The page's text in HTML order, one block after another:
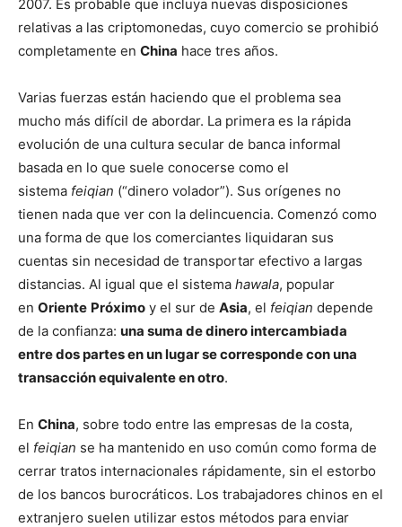
2007. Es probable que incluya nuevas disposiciones
relativas a las criptomonedas, cuyo comercio se prohibió
completamente en China hace tres años.
Varias fuerzas están haciendo que el problema sea
mucho más difícil de abordar. La primera es la rápida
evolución de una cultura secular de banca informal
basada en lo que suele conocerse como el
sistema feiqian (“dinero volador”). Sus orígenes no
tienen nada que ver con la delincuencia. Comenzó como
una forma de que los comerciantes liquidaran sus
cuentas sin necesidad de transportar efectivo a largas
distancias. Al igual que el sistema hawala, popular
en Oriente Próximo y el sur de Asia, el feiqian depende
de la confianza: una suma de dinero intercambiada
entre dos partes en un lugar se corresponde con una
transacción equivalente en otro.
En China, sobre todo entre las empresas de la costa,
el feiqian se ha mantenido en uso común como forma de
cerrar tratos internacionales rápidamente, sin el estorbo
de los bancos burocráticos. Los trabajadores chinos en el
extranjero suelen utilizar estos métodos para enviar